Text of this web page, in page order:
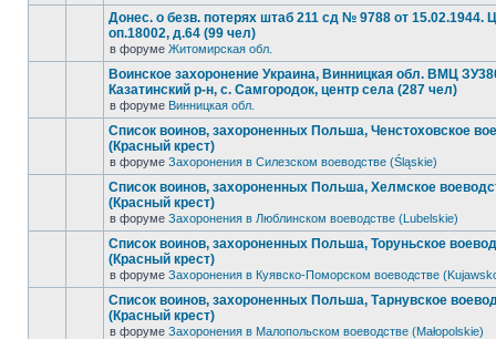
Донес. о безв. потерях штаб 211 сд № 9788 от
оп.18002, д.64 (99 чел)
в форуме Житомирская обл.
Воинское захоронение Украина, Винницкая обл. ВМЦ
Казатинский р-н, с. Самгородок, центр села (287 чел)
в форуме Винницкая обл.
Список воинов, захороненных Польша, Ченстоховское
(Красный крест)
в форуме Захоронения в Силезском воеводстве (Śląskie)
Список воинов, захороненных Польша, Хелмское
(Красный крест)
в форуме Захоронения в Люблинском воеводстве (Lubelskie)
Список воинов, захороненных Польша, Торуньское
(Красный крест)
в форуме Захоронения в Куявско-Поморском воеводстве
Список воинов, захороненных Польша, Тарнувское
(Красный крест)
в форуме Захоронения в Малопольском воеводстве (Małopolskie)